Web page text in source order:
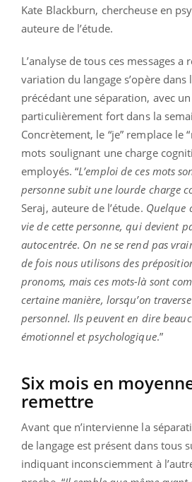
Kate Blackburn, chercheuse en
auteure de l’étude.
L’analyse de tous ces messages a
variation du langage s’opère
précédant une séparation, avec
particulièrement fort dans la
Concrètement, le “je” remplace le
mots soulignant une charge
employés. “L’emploi de ces mots
personne subit une lourde charge
Seraj, auteure de l’étude. Quelque
vie de cette personne, qui devient
autocentrée. On ne se rend pas
de fois nous utilisons des
pronoms, mais ces mots-là sont
certaine manière, lorsqu’on
personnel. Ils peuvent en dire
émotionnel et psychologique.”
Six mois en
remettre
Avant que n’intervienne la
de langage est présent dans tous
indiquant inconsciemment à